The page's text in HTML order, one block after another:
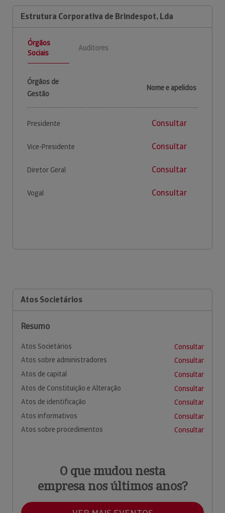
Estrutura Corporativa de Brindespot, Lda
Órgãos
Sociais
Auditores
Órgãos de
Gestão
Nome e apelidos
Presidente Consultar
Vice-Presidente Consultar
Diretor Geral Consultar
Vogal Consultar
Atos Societários
Resumo
Atos Societários
Consultar
Atos sobre administradores
Consultar
Atos de capital
Consultar
Atos de Constituição e Alteração
Consultar
Atos de identificação
Consultar
Atos informativos
Consultar
Atos sobre procedimentos
Consultar
O que mudou nesta
empresa nos últimos anos?